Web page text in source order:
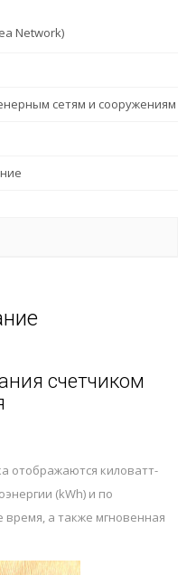
Network)
сетям и сооружениям
счетчиком
отображаются киловатт-
(kWh) и по
а также мгновенная